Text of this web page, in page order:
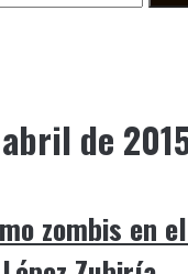
de
zombis en